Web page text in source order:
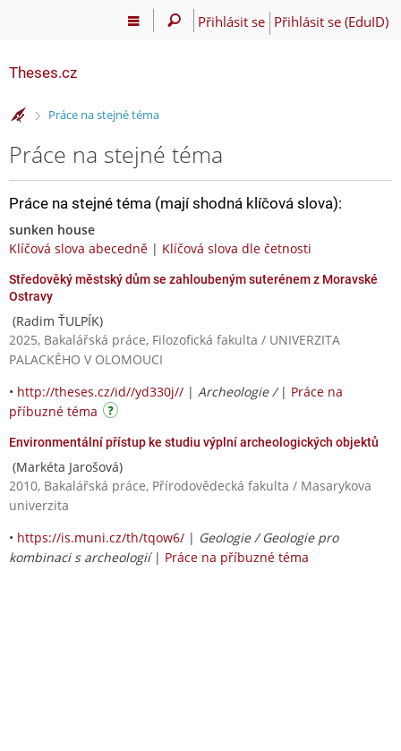
Přihlásit se Přihlásit se (EduID)
Theses.cz
>Práce na stejné téma
Práce na stejné téma
Práce na stejné téma (mají shodná klíčová slova):
sunken house
Klíčová slova abecedně | Klíčová slova dle četnosti
Středověký městský dům se zahloubeným suterénem z Moravské
Ostravy
(Radim ŤULPÍK)
2025, Bakalářská práce, Filozofická fakulta / UNIVERZITA
PALACKÉHO V OLOMOUCI
• http://theses.cz/id//yd330j// | Archeologie / | Práce na
příbuzné téma
Environmentální přístup ke studiu výplní archeologických objektů
(Markéta Jarošová)
2010, Bakalářská práce, Přírodovědecká fakulta / Masarykova
univerzita
• https://is.muni.cz/th/tqow6/ | Geologie / Geologie pro
kombinaci s archeologií| Práce na příbuzné téma